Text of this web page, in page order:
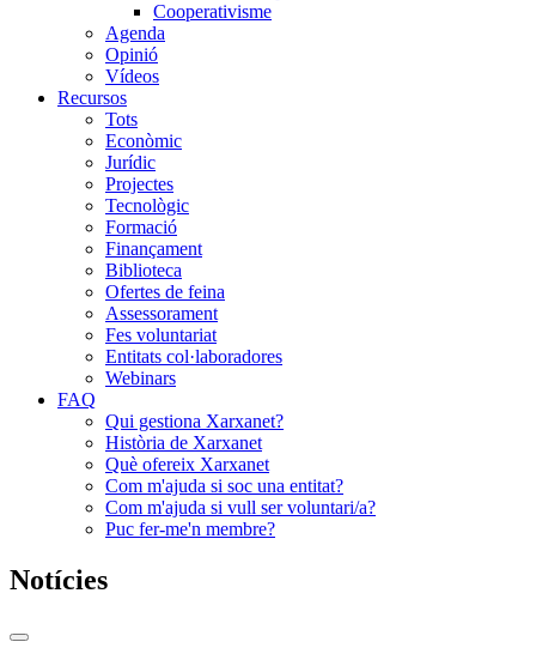
Cooperativisme
Agenda
Opinió
Vídeos
Recursos
Tots
Econòmic
Jurídic
Projectes
Tecnològic
Formació
Finançament
Biblioteca
Ofertes de feina
Assessorament
Fes voluntariat
Entitats col·laboradores
Webinars
FAQ
Qui gestiona Xarxanet?
Història de Xarxanet
Què ofereix Xarxanet
Com m'ajuda si soc una entitat?
Com m'ajuda si vull ser voluntari/a?
Puc fer-me'n membre?
Notícies
Commutador